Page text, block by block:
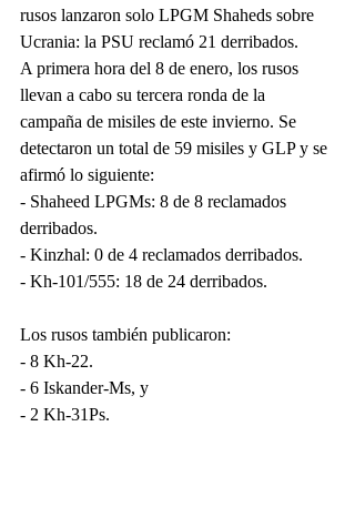
rusos lanzaron solo LPGM Shaheds sobre
Ucrania: la PSU reclamó 21 derribados.
A primera hora del 8 de enero, los rusos
llevan a cabo su tercera ronda de la
campaña de misiles de este invierno. Se
detectaron un total de 59 misiles y GLP y se
afirmó lo siguiente:
- Shaheed LPGMs: 8 de 8 reclamados
derribados.
- Kinzhal: 0 de 4 reclamados derribados.
- Kh-101/555: 18 de 24 derribados.
Los rusos también publicaron:
- 8 Kh-22.
- 6 Iskander-Ms, y
- 2 Kh-31Ps.